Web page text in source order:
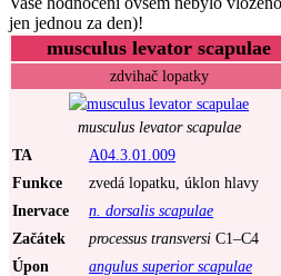
jen jednou za den)!
musculus levator scapulae
zdvihač lopatky
musculus levator scapulae
TA
A04.3.01.009
Funkce
zvedá lopatku, úklon hlavy
Inervace
n. dorsalis scapulae
Začátek
processus transversi C1–C4
Úpon
angulus superior scapulae